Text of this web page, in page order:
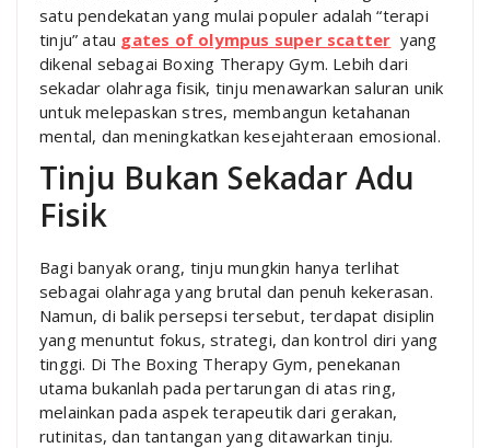
satu pendekatan yang mulai populer adalah “terapi
tinju” atau gates of olympus super scatter yang
dikenal sebagai Boxing Therapy Gym. Lebih dari
sekadar olahraga fisik, tinju menawarkan saluran unik
untuk melepaskan stres, membangun ketahanan
mental, dan meningkatkan kesejahteraan emosional.
Tinju Bukan Sekadar Adu
Fisik
Bagi banyak orang, tinju mungkin hanya terlihat
sebagai olahraga yang brutal dan penuh kekerasan.
Namun, di balik persepsi tersebut, terdapat disiplin
yang menuntut fokus, strategi, dan kontrol diri yang
tinggi. Di The Boxing Therapy Gym, penekanan
utama bukanlah pada pertarungan di atas ring,
melainkan pada aspek terapeutik dari gerakan,
rutinitas, dan tantangan yang ditawarkan tinju.